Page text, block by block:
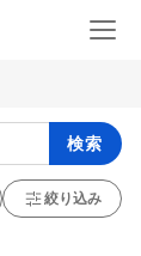
検索
絞り込み